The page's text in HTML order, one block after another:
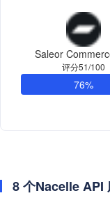
Saleor
评分51/100
76%
8 个Nacelle API